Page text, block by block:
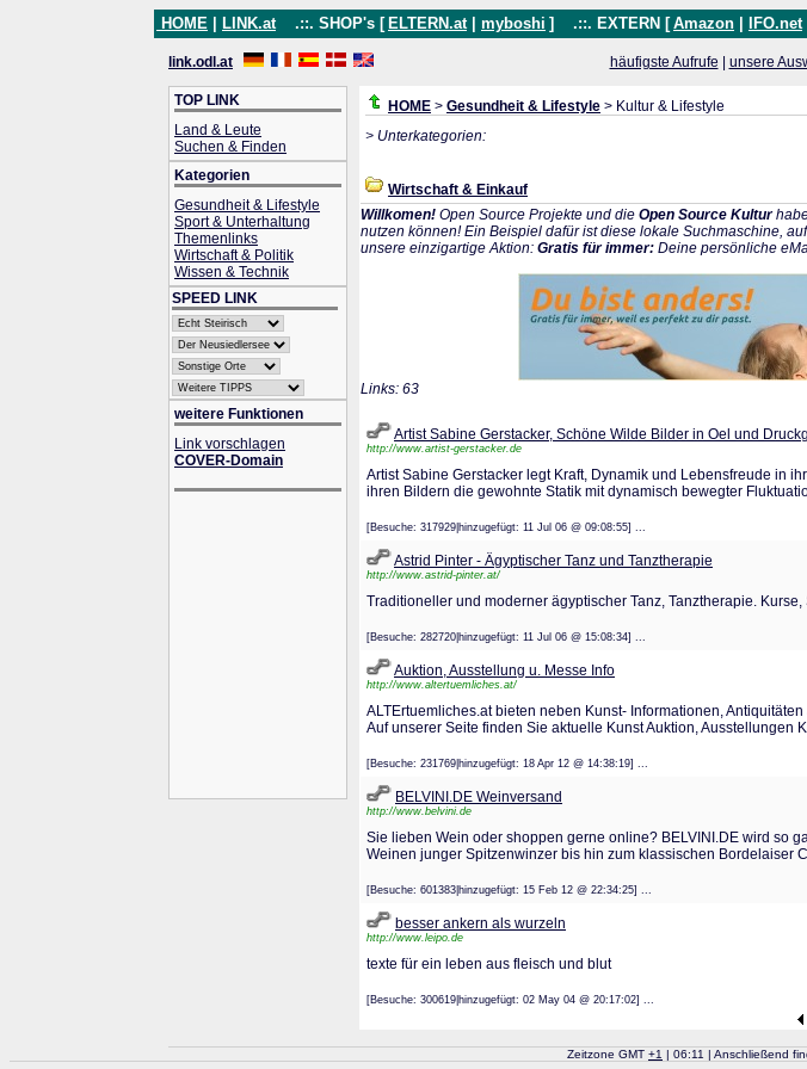
HOME LINK.at .::. SHOP's [ ELTERN.at myboshi ] .::. EXTERN [ Amazon IFO.net
link.odl.at häufigste Aufrufe unsere
TOP LINK
Land & Leute
Suchen & Finden
Kategorien
Gesundheit & Lifestyle
Sport & Unterhaltung
Themenlinks
Wirtschaft & Politik
Wissen & Technik
SPEED LINK
weitere Funktionen
Link vorschlagen
COVER-Domain
HOME > Gesundheit & Lifestyle > Kultur & Lifestyle
> Unterkategorien:
Wirtschaft & Einkauf
Willkomen! Open Source Projekte und die Open Source Kultur
nutzen können! Ein Beispiel dafür ist diese lokale Suchmaschine,
unsere einzigartige Aktion: Gratis für immer: Deine persönliche
Links: 63
Artist Sabine Gerstacker, Schöne Wilde Bilder in Oel und
http://www.artist-gerstacker.de
Artist Sabine Gerstacker legt Kraft, Dynamik und Lebensfreude in
ihren Bildern die gewohnte Statik mit dynamisch bewegter
[Besuche: 317929|hinzugefügt: 11 Jul 06 @ 09:08:55] ...
Astrid Pinter - Ägyptischer Tanz und Tanztherapie
http://www.astrid-pinter.at/
Traditioneller und moderner ägyptischer Tanz, Tanztherapie.
[Besuche: 282720|hinzugefügt: 11 Jul 06 @ 15:08:34] ...
Auktion, Ausstellung u. Messe Info
http://www.altertuemliches.at/
ALTErtuemliches.at bieten neben Kunst- Informationen,
Auf unserer Seite finden Sie aktuelle Kunst Auktion, Ausstellungen
[Besuche: 231769|hinzugefügt: 18 Apr 12 @ 14:38:19] ...
BELVINI.DE Weinversand
http://www.belvini.de
Sie lieben Wein oder shoppen gerne online? BELVINI.DE wird so
Weinen junger Spitzenwinzer bis hin zum klassischen Bordelaiser
[Besuche: 601383|hinzugefügt: 15 Feb 12 @ 22:34:25] ...
besser ankern als wurzeln
http://www.leipo.de
texte für ein leben aus fleisch und blut
[Besuche: 300619|hinzugefügt: 02 May 04 @ 20:17:02] ...
Zeitzone GMT +1 | 06:11 | Anschließend